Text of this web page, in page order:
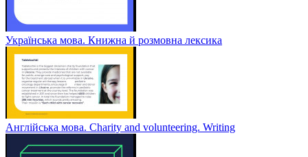
Українська мова. Книжна й розмовна лексика
Англійська мова. Charity and volunteering. Writing